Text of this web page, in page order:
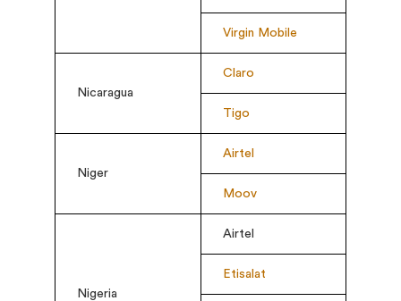
Virgin Mobile
Nicaragua
Claro
Tigo
Niger
Airtel
Moov
Nigeria
Airtel
Etisalat